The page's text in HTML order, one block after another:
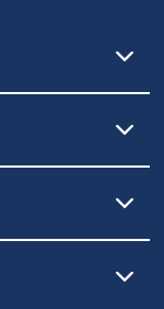
が可能です。